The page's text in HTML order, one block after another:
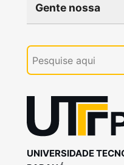
Gente nossa
UNIVERSIDADE